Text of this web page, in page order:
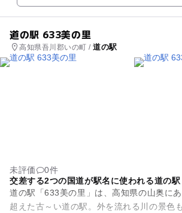
道の駅 633美の里
高知県吾川郡いの町 /道の駅
未評価
0件
交差する2つの国道が駅名に使われる道の駅
道の駅「633美の里」は、高知県の山奥に
超えた古～い道の駅。外を流れる川の景色